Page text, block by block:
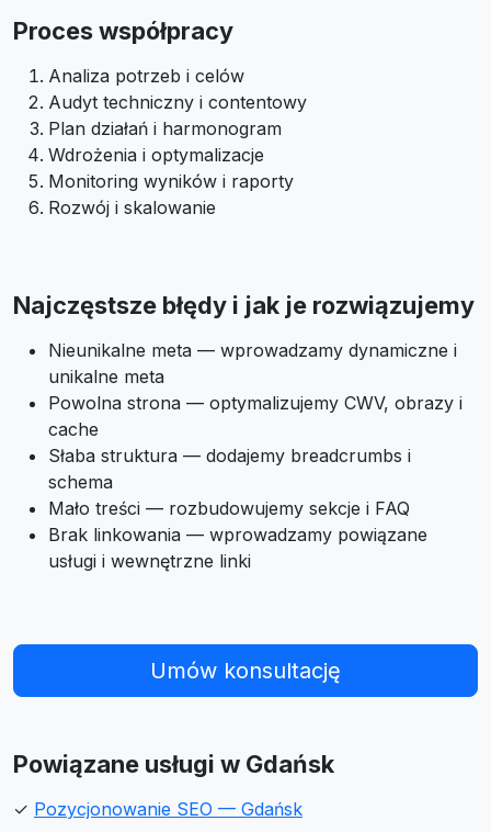
Proces współpracy
Analiza potrzeb i celów
Audyt techniczny i contentowy
Plan działań i harmonogram
Wdrożenia i optymalizacje
Monitoring wyników i raporty
Rozwój i skalowanie
Najczęstsze błędy i jak je rozwiązujemy
Nieunikalne meta — wprowadzamy dynamiczne i
unikalne meta
Powolna strona — optymalizujemy CWV, obrazy i
cache
Słaba struktura — dodajemy breadcrumbs i
schema
Mało treści — rozbudowujemy sekcje i FAQ
Brak linkowania — wprowadzamy powiązane
usługi i wewnętrzne linki
Umów konsultację
Powiązane usługi w Gdańsk
✓ Pozycjonowanie SEO — Gdańsk